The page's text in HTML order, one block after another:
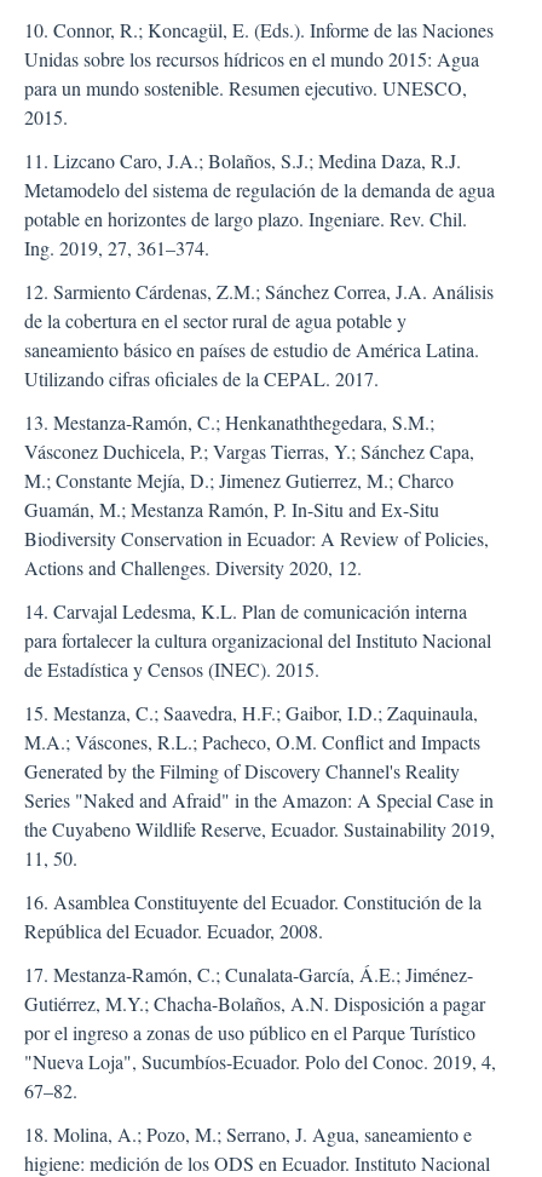
10. Connor, R.; Koncagül, E. (Eds.). Informe de las Naciones
Unidas sobre los recursos hídricos en el mundo 2015: Agua
para un mundo sostenible. Resumen ejecutivo. UNESCO,
2015.
11. Lizcano Caro, J.A.; Bolaños, S.J.; Medina Daza, R.J.
Metamodelo del sistema de regulación de la demanda de agua
potable en horizontes de largo plazo. Ingeniare. Rev. Chil.
Ing. 2019, 27, 361–374.
12. Sarmiento Cárdenas, Z.M.; Sánchez Correa, J.A. Análisis
de la cobertura en el sector rural de agua potable y
saneamiento básico en países de estudio de América Latina.
Utilizando cifras oficiales de la CEPAL. 2017.
13. Mestanza-Ramón, C.; Henkanaththegedara, S.M.;
Vásconez Duchicela, P.; Vargas Tierras, Y.; Sánchez Capa,
M.; Constante Mejía, D.; Jimenez Gutierrez, M.; Charco
Guamán, M.; Mestanza Ramón, P. In-Situ and Ex-Situ
Biodiversity Conservation in Ecuador: A Review of Policies,
Actions and Challenges. Diversity 2020, 12.
14. Carvajal Ledesma, K.L. Plan de comunicación interna
para fortalecer la cultura organizacional del Instituto Nacional
de Estadística y Censos (INEC). 2015.
15. Mestanza, C.; Saavedra, H.F.; Gaibor, I.D.; Zaquinaula,
M.A.; Váscones, R.L.; Pacheco, O.M. Conflict and Impacts
Generated by the Filming of Discovery Channel's Reality
Series "Naked and Afraid" in the Amazon: A Special Case in
the Cuyabeno Wildlife Reserve, Ecuador. Sustainability 2019,
11, 50.
16. Asamblea Constituyente del Ecuador. Constitución de la
República del Ecuador. Ecuador, 2008.
17. Mestanza-Ramón, C.; Cunalata-García, Á.E.; Jiménez-
Gutiérrez, M.Y.; Chacha-Bolaños, A.N. Disposición a pagar
por el ingreso a zonas de uso público en el Parque Turístico
"Nueva Loja", Sucumbíos-Ecuador. Polo del Conoc. 2019, 4,
67–82.
18. Molina, A.; Pozo, M.; Serrano, J. Agua, saneamiento e
higiene: medición de los ODS en Ecuador. Instituto Nacional